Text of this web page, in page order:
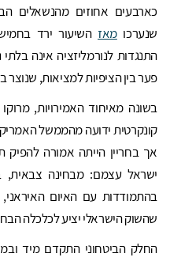
כארבעים אחוזים מהנשאלים
שנערכומאז השיעור ירד
התנגדות לנורמליזציה אינה
פער בין הציפיות למציאות,
בשונה מאיחוד האמירויות,
קונקרטית ידועה מהממשל
אך בחריין הייתה אמורה
ישראל עצמם: מבחינה צבאית,
בהתמודדות עם האיום האיראני,
שהשוק הישראלי יציע לכלכלה
החלק הביטחוני התקדם מיד